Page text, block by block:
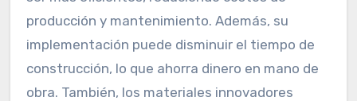
producción y mantenimiento. Además, su
implementación puede disminuir el tiempo de
construcción, lo que ahorra dinero en mano de
obra. También, los materiales innovadores